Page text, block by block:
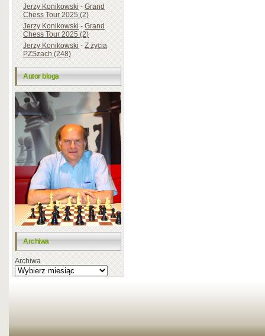
Jerzy Konikowski-Grand
Chess Tour 2025 (2)
Jerzy Konikowski-Grand
Chess Tour 2025 (2)
Jerzy Konikowski-Z życia
PZSzach (248)
Autor bloga
Archiwa
Archiwa